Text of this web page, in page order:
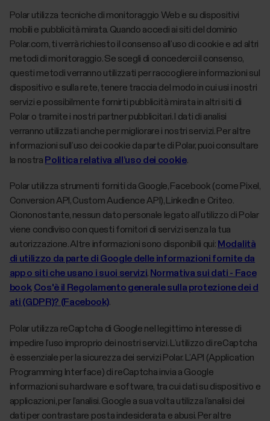
Polar utilizza tecniche di monitoraggio Web e su dispositivi
mobili e pubblicità mirata. Quando accedi ai siti del dominio
Polar.com, ti verrà richiesto il consenso all’uso di cookie e ad altri
metodi di monitoraggio. Se scegli di concederci il consenso,
questi metodi verranno utilizzati per raccogliere informazioni sul
dispositivo e sulla rete, tenere traccia del modo in cui usi i nostri
servizi e possibilmente fornirti pubblicità mirata in altri siti di
Polar o tramite i nostri partner pubblicitari. I dati di analisi
verranno utilizzati anche per migliorare i nostri servizi. Per altre
informazioni sull’uso dei cookie da parte di Polar, puoi consultare
la nostra Politica relativa all’uso dei cookie.
Polar utilizza strumenti forniti da Google, Facebook (come Pixel,
Conversion API, Custom Audience API), LinkedIn e Criteo.
Ciononostante, nessun dato personale legato all’utilizzo di Polar
viene condiviso con questi fornitori di servizi senza la tua
autorizzazione. Altre informazioni sono disponibili qui: Modalità
di utilizzo da parte di Google delle informazioni fornite da
app o siti che usano i suoi servizi, Normativa sui dati - Face
book, Cos'è il Regolamento generale sulla protezione dei d
ati (GDPR)? (Facebook).
Polar utilizza reCaptcha di Google nel legittimo interesse di
impedire l’uso improprio dei nostri servizi. L’utilizzo di reCaptcha
è essenziale per la sicurezza dei servizi Polar. L’API (Application
Programming Interface) di reCaptcha invia a Google
informazioni su hardware e software, tra cui dati su dispositivo e
applicazioni, per l’analisi. Google a sua volta utilizza l’analisi dei
dati per contrastare posta indesiderata e abusi. Per altre